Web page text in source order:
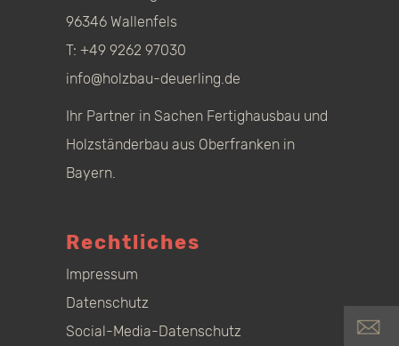
96346 Wallenfels
T: +49 9262 97030
info@holzbau-deuerling.de
Ihr Partner in Sachen Fertighausbau und
Holzständerbau aus Oberfranken in
Bayern.
Rechtliches
Impressum
Datenschutz
Social-Media-Datenschutz